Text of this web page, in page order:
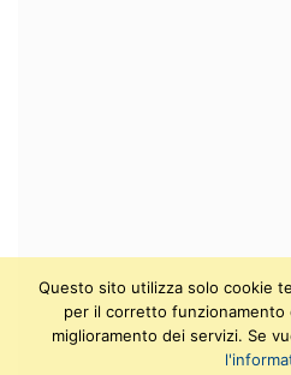
Questo sito utilizza solo cookie
per il corretto funzionamento
miglioramento dei servizi. Se